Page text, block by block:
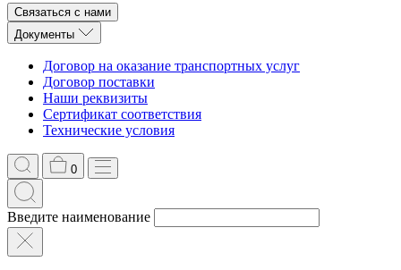
Связаться с нами
Документы
Договор на оказание транспортных услуг
Договор поставки
Наши реквизиты
Сертификат соответствия
Технические условия
0
Введите наименование